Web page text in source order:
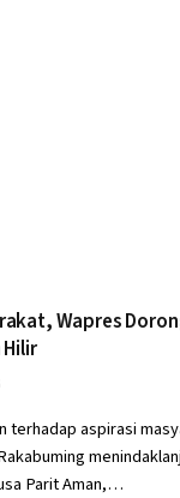
Wapres
Hilir
terhadap aspirasi
Parit Aman,…